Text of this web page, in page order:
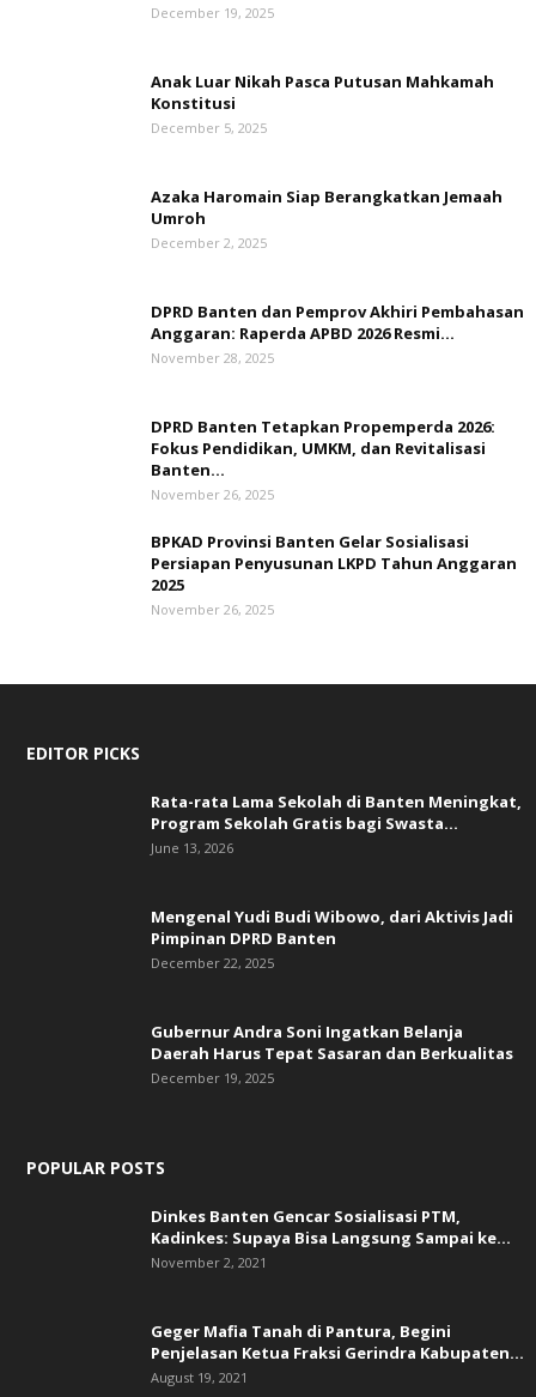
December 19, 2025
Anak Luar Nikah Pasca Putusan Mahkamah
Konstitusi
December 5, 2025
Azaka Haromain Siap Berangkatkan Jemaah
Umroh
December 2, 2025
DPRD Banten dan Pemprov Akhiri Pembahasan
Anggaran: Raperda APBD 2026 Resmi...
November 28, 2025
DPRD Banten Tetapkan Propemperda 2026:
Fokus Pendidikan, UMKM, dan Revitalisasi
Banten...
November 26, 2025
BPKAD Provinsi Banten Gelar Sosialisasi
Persiapan Penyusunan LKPD Tahun Anggaran
2025
November 26, 2025
EDITOR PICKS
Rata-rata Lama Sekolah di Banten Meningkat,
‎Program Sekolah Gratis bagi Swasta...
June 13, 2026
Mengenal Yudi Budi Wibowo, dari Aktivis Jadi
Pimpinan DPRD Banten
December 22, 2025
Gubernur Andra Soni Ingatkan Belanja
Daerah Harus Tepat Sasaran dan Berkualitas
December 19, 2025
POPULAR POSTS
Dinkes Banten Gencar Sosialisasi PTM,
Kadinkes: Supaya Bisa Langsung Sampai ke...
November 2, 2021
Geger Mafia Tanah di Pantura, Begini
Penjelasan Ketua Fraksi Gerindra Kabupaten...
August 19, 2021